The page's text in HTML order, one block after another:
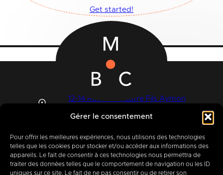
Gérer le consentement
Pour offrir les meilleures expériences, nous utilisons des technologies
telles que les cookies pour stocker et/ou accéder aux informations des
appareils. Le fait de consentir à ces technologies nous permettra de
traiter des données telles que le comportement de navigation ou les ID
uniques sur ce site. Le fait de ne pas consentir ou de retirer son
Get started!
12-14 Rue des Quatre Fils Aymon
+32 (0) 65 39 95 70